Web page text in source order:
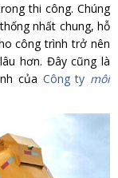
thi công. Chúng
nhất chung, hỗ
công trình trở nên
hơn. Đây cũng là
của Công ty môi